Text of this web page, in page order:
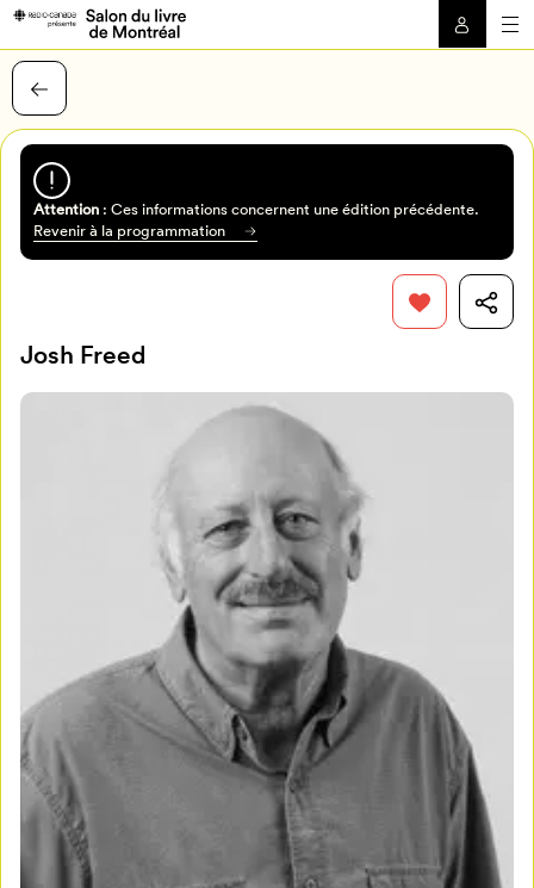
Mon Salon
Programmation
Attention: Ces informations concernent une édition précédente.
Revenir à la programmation
Josh Freed
Pour enregistrer vos favoris,
connectez-vous ou créez votre profil
Mon Salon